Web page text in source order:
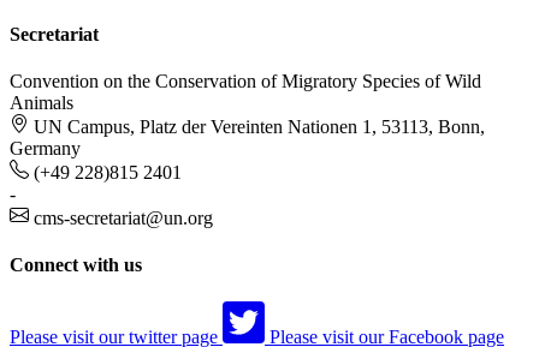
Secretariat
Convention on the Conservation of Migratory Species of Wild
Animals
UN Campus, Platz der Vereinten Nationen 1, 53113, Bonn,
Germany
(+49 228)815 2401
-
cms-secretariat@un.org
Connect with us
Please visit our twitter page Please visit our Facebook page